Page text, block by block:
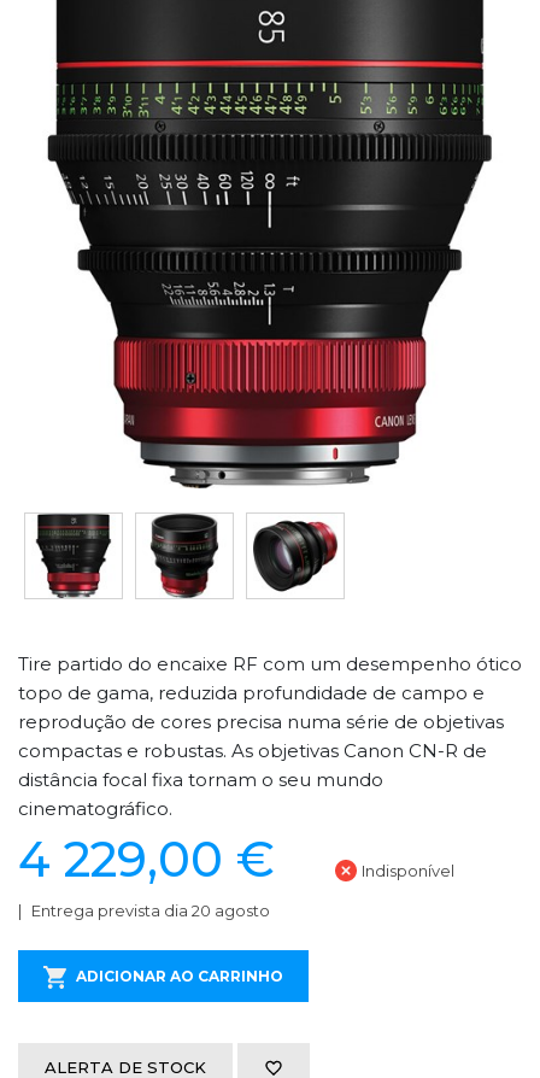
Tire partido do encaixe RF com um desempenho ótico
topo de gama, reduzida profundidade de campo e
reprodução de cores precisa numa série de objetivas
compactas e robustas. As objetivas Canon CN-R de
distância focal fixa tornam o seu mundo
cinematográfico.
4 229,00 € Indisponível
Entrega prevista dia 20 agosto
ADICIONAR AO CARRINHO
ALERTA DE STOCK